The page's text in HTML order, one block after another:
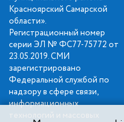
Красноярский Самарской
области».
Регистрационный номер
серии ЭЛ № ФС77-75772 от
23.05.2019. СМИ
зарегистрировано
Федеральной службой по
надзору в сфере связи,
информационных
технологий и массовых